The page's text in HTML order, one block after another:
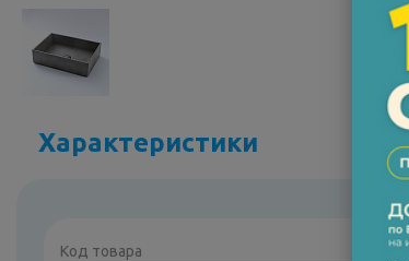
Характеристики
Код товара